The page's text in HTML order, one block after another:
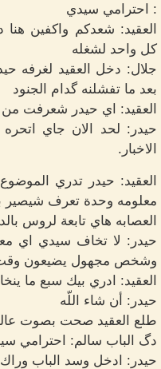
: احترامي سيدي
العقيد: شعدكم واكفين
كل واحد لشغله
جلال: دخل العقيد لغرفه
بعد ما تفشلنه گدام الجنود
العقيد: اي حيدر شعرفت
حيدر: لحد الان جاي
الاخبار.
العقيد: حيدر تدري
معلومه وحدة تعرف شيصير
العصابه هاي تابعة لروس
حيدر: لا تخاف سيدي اي
وشخص مجهول يضيعون وقت
العقيد: ادري بيك سبع ما
حيدر: أن شاء اللّه
طلع العقيد صحت بصوت
دگ الباب سالم: احترامي
حيدر: ادخل وسد الباب